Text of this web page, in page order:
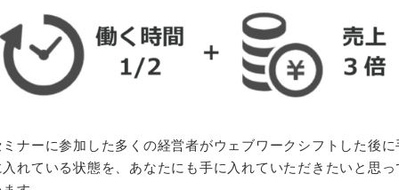
ナーに参加した多くの経営者がウェブワークシフトした後に
れている状態を、あなたにも手に入れていただきたいと思っ